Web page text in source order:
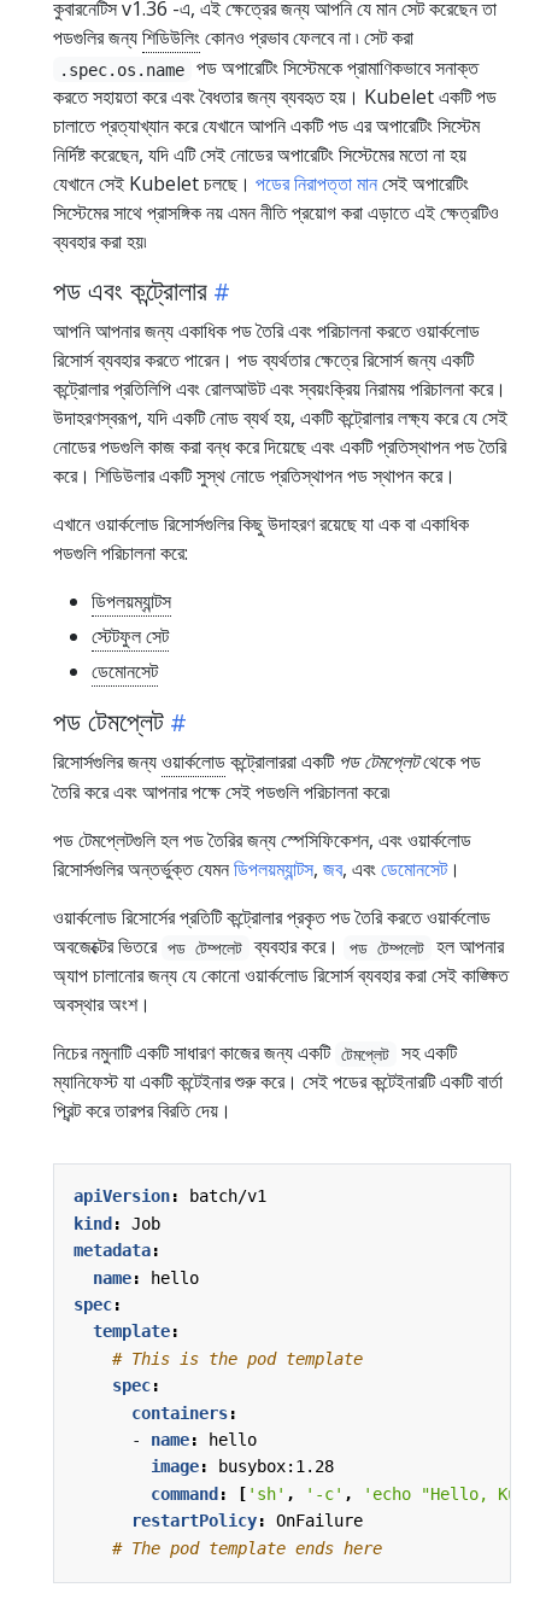
কুবারনেটিস v1.36 -এ, এই ক্ষেত্রের জন্য আপনি যে মান সেট করেছেন তা
পডগুলির জন্যশিডিউলিংকোনও প্রভাব ফেলবে না ৷ সেট করা
.spec.os.name
পড অপারেটিং সিস্টেমকে প্রামাণিকভাবে সনাক্ত
করতে সহায়তা করে এবং বৈধতার জন্য ব্যবহৃত হয়। Kubelet একটি পড
চালাতে প্রত্যাখ্যান করে যেখানে আপনি একটি পড এর অপারেটিং সিস্টেম
নির্দিষ্ট করেছেন, যদি এটি সেই নোডের অপারেটিং সিস্টেমের মতো না হয়
যেখানে সেই Kubelet চলছে। পডের নিরাপত্তা মানসেই অপারেটিং
সিস্টেমের সাথে প্রাসঙ্গিক নয় এমন নীতি প্রয়োগ করা এড়াতে এই ক্ষেত্রটিও
ব্যবহার করা হয়৷
পড এবং কন্ট্রোলার
আপনি আপনার জন্য একাধিক পড তৈরি এবং পরিচালনা করতে ওয়ার্কলোড
রিসোর্স ব্যবহার করতে পারেন। পড ব্যর্থতার ক্ষেত্রে রিসোর্স জন্য একটি
কন্ট্রোলার প্রতিলিপি এবং রোলআউট এবং স্বয়ংক্রিয় নিরাময় পরিচালনা করে।
উদাহরণস্বরূপ, যদি একটি নোড ব্যর্থ হয়, একটি কন্ট্রোলার লক্ষ্য করে যে সেই
নোডের পডগুলি কাজ করা বন্ধ করে দিয়েছে এবং একটি প্রতিস্থাপন পড তৈরি
করে। শিডিউলার একটি সুস্থ নোডে প্রতিস্থাপন পড স্থাপন করে।
এখানে ওয়ার্কলোড রিসোর্সগুলির কিছু উদাহরণ রয়েছে যা এক বা একাধিক
পডগুলি পরিচালনা করে:
ডিপলয়ম্যান্টস
স্টেটফুল সেট
ডেমোনসেট
পড টেমপ্লেট
রিসোর্সগুলির জন্যওয়ার্কলোডকন্ট্রোলাররা একটি পড টেমপ্লেটথেকে পড
তৈরি করে এবং আপনার পক্ষে সেই পডগুলি পরিচালনা করে৷
পড টেমপ্লেটগুলি হল পড তৈরির জন্য স্পেসিফিকেশন, এবং ওয়ার্কলোড
রিসোর্সগুলির অন্তর্ভুক্ত যেমনডিপলয়ম্যান্টস, জব, এবংডেমোনসেট।
ওয়ার্কলোড রিসোর্সের প্রতিটি কন্ট্রোলার প্রকৃত পড তৈরি করতে ওয়ার্কলোড
অবজেক্টের ভিতরে পড টেম্পলেট ব্যবহার করে। পড টেম্পলেট
হল আপনার
অ্যাপ চালানোর জন্য যে কোনো ওয়ার্কলোড রিসোর্স ব্যবহার করা সেই কাঙ্ক্ষিত
অবস্থার অংশ।
নিচের নমুনাটি একটি সাধারণ কাজের জন্য একটি টেমপ্লেট
সহ একটি
ম্যানিফেস্ট যা একটি কন্টেইনার শুরু করে। সেই পডের কন্টেইনারটি একটি বার্তা
প্রিন্ট করে তারপর বিরতি দেয়।
apiVersion:
batch/v1
kind :
Job
metadata:
name:
hello
spec:
template:
# This is the pod template
spec:
containers:
- name:
hello
image:
busybox:1.28
command : [ 'sh' , '-c' ,
'echo "Hello,
restartPolicy:
OnFailure
# The pod template ends here